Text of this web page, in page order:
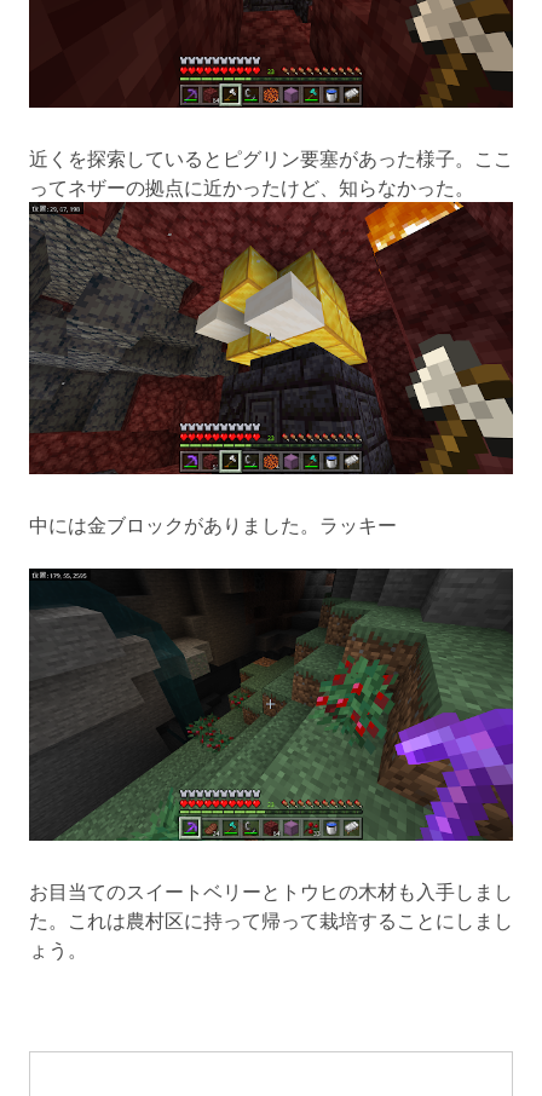
近くを探索しているとピグリン要塞があった様子。ここ
ってネザーの拠点に近かったけど、知らなかった。
中には金ブロックがありました。ラッキー
お目当てのスイートベリーとトウヒの木材も入手しまし
た。これは農村区に持って帰って栽培することにしまし
ょう。